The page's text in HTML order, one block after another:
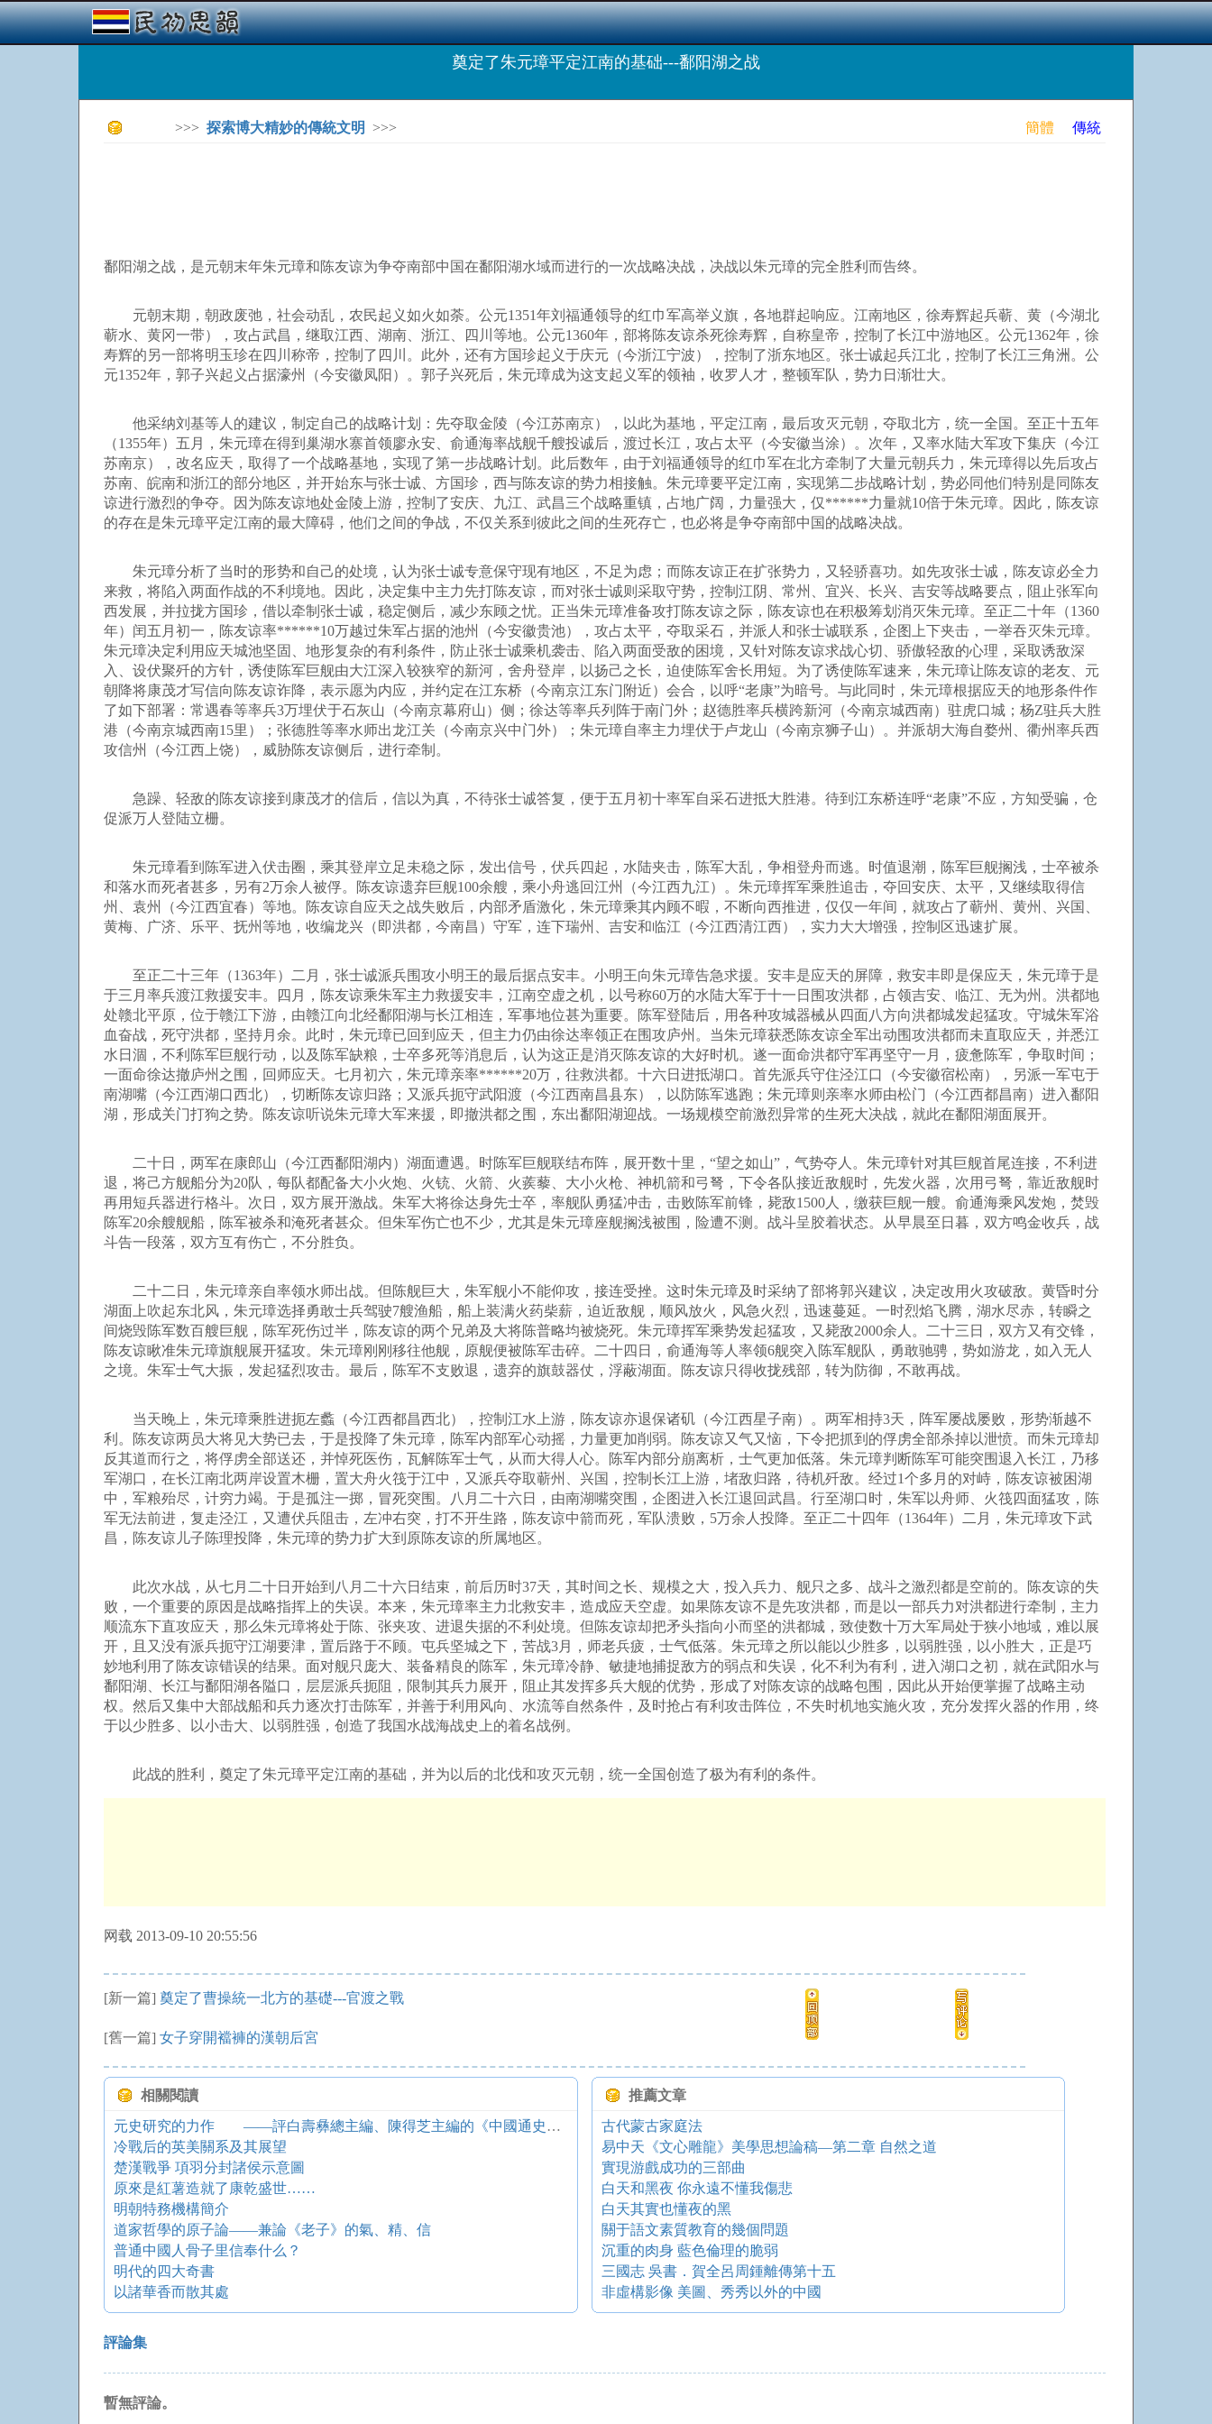
奠定了朱元璋平定江南的基础---鄱阳湖之战
>>> 探索博大精妙的傳統文明 >>> 簡體 傳統
鄱阳湖之战，是元朝末年朱元璋和陈友谅为争夺南部中国在鄱阳湖水域而进行的一次战略决战，决战以朱元璋的完全胜利而告终。
元朝末期，朝政废弛，社会动乱，农民起义如火如荼。公元1351年刘福通领导的红巾军高举义旗，各地群起响应。江南地区，徐寿辉起兵蕲、黄（今湖北
蕲水、黄冈一带），攻占武昌，继取江西、湖南、浙江、四川等地。公元1360年，部将陈友谅杀死徐寿辉，自称皇帝，控制了长江中游地区。公元1362年，徐
寿辉的另一部将明玉珍在四川称帝，控制了四川。此外，还有方国珍起义于庆元（今浙江宁波），控制了浙东地区。张士诚起兵江北，控制了长江三角洲。公
元1352年，郭子兴起义占据濠州（今安徽凤阳）。郭子兴死后，朱元璋成为这支起义军的领袖，收罗人才，整顿军队，势力日渐壮大。
他采纳刘基等人的建议，制定自己的战略计划：先夺取金陵（今江苏南京），以此为基地，平定江南，最后攻灭元朝，夺取北方，统一全国。至正十五年
（1355年）五月，朱元璋在得到巢湖水寨首领廖永安、俞通海率战舰千艘投诚后，渡过长江，攻占太平（今安徽当涂）。次年，又率水陆大军攻下集庆（今江
苏南京），改名应天，取得了一个战略基地，实现了第一步战略计划。此后数年，由于刘福通领导的红巾军在北方牵制了大量元朝兵力，朱元璋得以先后攻占
苏南、皖南和浙江的部分地区，并开始东与张士诚、方国珍，西与陈友谅的势力相接触。朱元璋要平定江南，实现第二步战略计划，势必同他们特别是同陈友
谅进行激烈的争夺。因为陈友谅地处金陵上游，控制了安庆、九江、武昌三个战略重镇，占地广阔，力量强大，仅******力量就10倍于朱元璋。因此，陈友谅
的存在是朱元璋平定江南的最大障碍，他们之间的争战，不仅关系到彼此之间的生死存亡，也必将是争夺南部中国的战略决战。
朱元璋分析了当时的形势和自己的处境，认为张士诚专意保守现有地区，不足为虑；而陈友谅正在扩张势力，又轻骄喜功。如先攻张士诚，陈友谅必全力
来救，将陷入两面作战的不利境地。因此，决定集中主力先打陈友谅，而对张士诚则采取守势，控制江阴、常州、宜兴、长兴、吉安等战略要点，阻止张军向
西发展，并拉拢方国珍，借以牵制张士诚，稳定侧后，减少东顾之忧。正当朱元璋准备攻打陈友谅之际，陈友谅也在积极筹划消灭朱元璋。至正二十年（1360
年）闰五月初一，陈友谅率******10万越过朱军占据的池州（今安徽贵池），攻占太平，夺取采石，并派人和张士诚联系，企图上下夹击，一举吞灭朱元璋。
朱元璋决定利用应天城池坚固、地形复杂的有利条件，防止张士诚乘机袭击、陷入两面受敌的困境，又针对陈友谅求战心切、骄傲轻敌的心理，采取诱敌深
入、设伏聚歼的方针，诱使陈军巨舰由大江深入较狭窄的新河，舍舟登岸，以扬己之长，迫使陈军舍长用短。为了诱使陈军速来，朱元璋让陈友谅的老友、元
朝降将康茂才写信向陈友谅诈降，表示愿为内应，并约定在江东桥（今南京江东门附近）会合，以呼“老康”为暗号。与此同时，朱元璋根据应天的地形条件作
了如下部署：常遇春等率兵3万埋伏于石灰山（今南京幕府山）侧；徐达等率兵列阵于南门外；赵德胜率兵横跨新河（今南京城西南）驻虎口城；杨Z驻兵大胜
港（今南京城西南15里）；张德胜等率水师出龙江关（今南京兴中门外）；朱元璋自率主力埋伏于卢龙山（今南京狮子山）。并派胡大海自婺州、衢州率兵西
攻信州（今江西上饶），威胁陈友谅侧后，进行牵制。
急躁、轻敌的陈友谅接到康茂才的信后，信以为真，不待张士诚答复，便于五月初十率军自采石进抵大胜港。待到江东桥连呼“老康”不应，方知受骗，仓
促派万人登陆立栅。
朱元璋看到陈军进入伏击圈，乘其登岸立足未稳之际，发出信号，伏兵四起，水陆夹击，陈军大乱，争相登舟而逃。时值退潮，陈军巨舰搁浅，士卒被杀
和落水而死者甚多，另有2万余人被俘。陈友谅遗弃巨舰100余艘，乘小舟逃回江州（今江西九江）。朱元璋挥军乘胜追击，夺回安庆、太平，又继续取得信
州、袁州（今江西宜春）等地。陈友谅自应天之战失败后，内部矛盾激化，朱元璋乘其内顾不暇，不断向西推进，仅仅一年间，就攻占了蕲州、黄州、兴国、
黄梅、广济、乐平、抚州等地，收编龙兴（即洪都，今南昌）守军，连下瑞州、吉安和临江（今江西清江西），实力大大增强，控制区迅速扩展。
至正二十三年（1363年）二月，张士诚派兵围攻小明王的最后据点安丰。小明王向朱元璋告急求援。安丰是应天的屏障，救安丰即是保应天，朱元璋于是
于三月率兵渡江救援安丰。四月，陈友谅乘朱军主力救援安丰，江南空虚之机，以号称60万的水陆大军于十一日围攻洪都，占领吉安、临江、无为州。洪都地
处赣北平原，位于赣江下游，由赣江向北经鄱阳湖与长江相连，军事地位甚为重要。陈军登陆后，用各种攻城器械从四面八方向洪都城发起猛攻。守城朱军浴
血奋战，死守洪都，坚持月余。此时，朱元璋已回到应天，但主力仍由徐达率领正在围攻庐州。当朱元璋获悉陈友谅全军出动围攻洪都而未直取应天，并悉江
水日涸，不利陈军巨舰行动，以及陈军缺粮，士卒多死等消息后，认为这正是消灭陈友谅的大好时机。遂一面命洪都守军再坚守一月，疲惫陈军，争取时间；
一面命徐达撤庐州之围，回师应天。七月初六，朱元璋亲率******20万，往救洪都。十六日进抵湖口。首先派兵守住泾江口（今安徽宿松南），另派一军屯于
南湖嘴（今江西湖口西北），切断陈友谅归路；又派兵扼守武阳渡（今江西南昌县东），以防陈军逃跑；朱元璋则亲率水师由松门（今江西都昌南）进入鄱阳
湖，形成关门打狗之势。陈友谅听说朱元璋大军来援，即撤洪都之围，东出鄱阳湖迎战。一场规模空前激烈异常的生死大决战，就此在鄱阳湖面展开。
二十日，两军在康郎山（今江西鄱阳湖内）湖面遭遇。时陈军巨舰联结布阵，展开数十里，“望之如山”，气势夺人。朱元璋针对其巨舰首尾连接，不利进
退，将己方舰船分为20队，每队都配备大小火炮、火铳、火箭、火蒺藜、大小火枪、神机箭和弓弩，下令各队接近敌舰时，先发火器，次用弓弩，靠近敌舰时
再用短兵器进行格斗。次日，双方展开激战。朱军大将徐达身先士卒，率舰队勇猛冲击，击败陈军前锋，毙敌1500人，缴获巨舰一艘。俞通海乘风发炮，焚毁
陈军20余艘舰船，陈军被杀和淹死者甚众。但朱军伤亡也不少，尤其是朱元璋座舰搁浅被围，险遭不测。战斗呈胶着状态。从早晨至日暮，双方鸣金收兵，战
斗告一段落，双方互有伤亡，不分胜负。
二十二日，朱元璋亲自率领水师出战。但陈舰巨大，朱军舰小不能仰攻，接连受挫。这时朱元璋及时采纳了部将郭兴建议，决定改用火攻破敌。黄昏时分
湖面上吹起东北风，朱元璋选择勇敢士兵驾驶7艘渔船，船上装满火药柴薪，迫近敌舰，顺风放火，风急火烈，迅速蔓延。一时烈焰飞腾，湖水尽赤，转瞬之
间烧毁陈军数百艘巨舰，陈军死伤过半，陈友谅的两个兄弟及大将陈普略均被烧死。朱元璋挥军乘势发起猛攻，又毙敌2000余人。二十三日，双方又有交锋，
陈友谅瞅准朱元璋旗舰展开猛攻。朱元璋刚刚移往他舰，原舰便被陈军击碎。二十四日，俞通海等人率领6舰突入陈军舰队，勇敢驰骋，势如游龙，如入无人
之境。朱军士气大振，发起猛烈攻击。最后，陈军不支败退，遗弃的旗鼓器仗，浮蔽湖面。陈友谅只得收拢残部，转为防御，不敢再战。
当天晚上，朱元璋乘胜进扼左蠡（今江西都昌西北），控制江水上游，陈友谅亦退保诸矶（今江西星子南）。两军相持3天，阵军屡战屡败，形势渐越不
利。陈友谅两员大将见大势已去，于是投降了朱元璋，陈军内部军心动摇，力量更加削弱。陈友谅又气又恼，下令把抓到的俘虏全部杀掉以泄愤。而朱元璋却
反其道而行之，将俘虏全部送还，并悼死医伤，瓦解陈军士气，从而大得人心。陈军内部分崩离析，士气更加低落。朱元璋判断陈军可能突围退入长江，乃移
军湖口，在长江南北两岸设置木栅，置大舟火筏于江中，又派兵夺取蕲州、兴国，控制长江上游，堵敌归路，待机歼敌。经过1个多月的对峙，陈友谅被困湖
中，军粮殆尽，计穷力竭。于是孤注一掷，冒死突围。八月二十六日，由南湖嘴突围，企图进入长江退回武昌。行至湖口时，朱军以舟师、火筏四面猛攻，陈
军无法前进，复走泾江，又遭伏兵阻击，左冲右突，打不开生路，陈友谅中箭而死，军队溃败，5万余人投降。至正二十四年（1364年）二月，朱元璋攻下武
昌，陈友谅儿子陈理投降，朱元璋的势力扩大到原陈友谅的所属地区。
此次水战，从七月二十日开始到八月二十六日结束，前后历时37天，其时间之长、规模之大，投入兵力、舰只之多、战斗之激烈都是空前的。陈友谅的失
败，一个重要的原因是战略指挥上的失误。本来，朱元璋率主力北救安丰，造成应天空虚。如果陈友谅不是先攻洪都，而是以一部兵力对洪都进行牵制，主力
顺流东下直攻应天，那么朱元璋将处于陈、张夹攻、进退失据的不利处境。但陈友谅却把矛头指向小而坚的洪都城，致使数十万大军局处于狭小地域，难以展
开，且又没有派兵扼守江湖要津，置后路于不顾。屯兵坚城之下，苦战3月，师老兵疲，士气低落。朱元璋之所以能以少胜多，以弱胜强，以小胜大，正是巧
妙地利用了陈友谅错误的结果。面对舰只庞大、装备精良的陈军，朱元璋冷静、敏捷地捕捉敌方的弱点和失误，化不利为有利，进入湖口之初，就在武阳水与
鄱阳湖、长江与鄱阳湖各隘口，层层派兵扼阻，限制其兵力展开，阻止其发挥多兵大舰的优势，形成了对陈友谅的战略包围，因此从开始便掌握了战略主动
权。然后又集中大部战船和兵力逐次打击陈军，并善于利用风向、水流等自然条件，及时抢占有利攻击阵位，不失时机地实施火攻，充分发挥火器的作用，终
于以少胜多、以小击大、以弱胜强，创造了我国水战海战史上的着名战例。
此战的胜利，奠定了朱元璋平定江南的基础，并为以后的北伐和攻灭元朝，统一全国创造了极为有利的条件。
网载 2013-09-10 20:55:56
[新一篇] 奠定了曹操統一北方的基礎---官渡之戰
[舊一篇] 女子穿開襠褲的漢朝后宮
相關閱讀
元史研究的力作 ——評白壽彝總主編、陳得芝主編的《中國通史》第八卷
冷戰后的英美關系及其展望
楚漢戰爭 項羽分封諸侯示意圖
原來是紅薯造就了康乾盛世……
明朝特務機構簡介
道家哲學的原子論——兼論《老子》的氣、精、信
普通中國人骨子里信奉什么？
明代的四大奇書
以諸華香而散其處
推薦文章
古代蒙古家庭法
易中天《文心雕龍》美學思想論稿—第二章 自然之道
實現游戲成功的三部曲
白天和黑夜 你永遠不懂我傷悲
白天其實也懂夜的黑
關于語文素質教育的幾個問題
沉重的肉身 藍色倫理的脆弱
三國志 吳書．賀全呂周鍾離傳第十五
非虛構影像 美圖、秀秀以外的中國
評論集
暫無評論。